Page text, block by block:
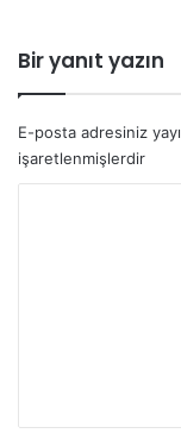
Bir yanıt yazın
E-posta adresiniz
işaretlenmişlerdir